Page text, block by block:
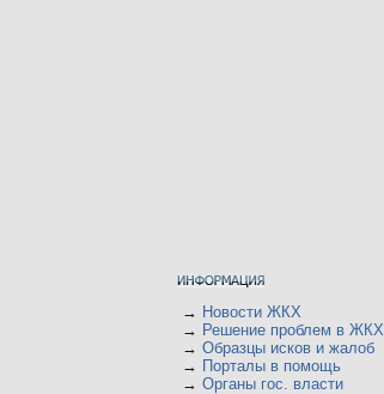
→ Новости ЖКХ
→ Решение проблем в ЖКХ
→ Образцы исков и жалоб
→ Порталы в помощь
→ Органы гос. власти